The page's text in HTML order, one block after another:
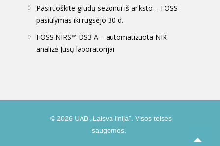
Pasiruoškite grūdų sezonui iš anksto – FOSS
pasiūlymas iki rugsėjo 30 d.
FOSS NIRS™ DS3 A – automatizuota NIR
analizė Jūsų laboratorijai
© 2026 UAB „Laisva linija”. Visos teisės
saugomos.